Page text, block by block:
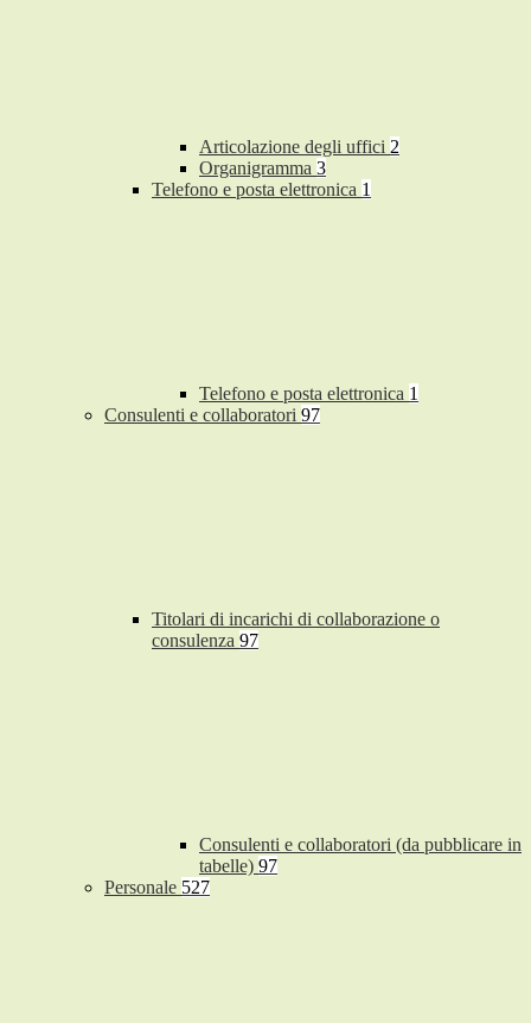
Articolazione degli uffici 2
Organigramma 3
Telefono e posta elettronica 1
Telefono e posta elettronica 1
Consulenti e collaboratori 97
Titolari di incarichi di collaborazione o
consulenza 97
Consulenti e collaboratori (da pubblicare in
tabelle) 97
Personale 527